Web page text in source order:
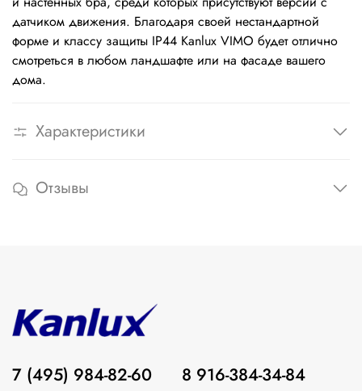
датчиком движения. Благодаря своей нестандартной
форме и классу защиты IP44 Kanlux VIMO будет отлично
смотреться в любом ландшафте или на фасаде вашего
дома.
Характеристики
Отзывы
7 (495) 984-82-60 8 916-384-34-84